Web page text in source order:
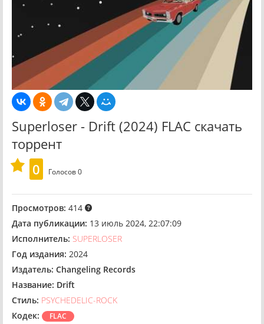
Superloser - Drift (2024) FLAC скачать
торрент
0
Голосов0
Просмотров: 414
Дата публикации: 13 июль 2024, 22:07:09
Исполнитель: SUPERLOSER
Год издания: 2024
Издатель: Changeling Records
Название: Drift
Стиль: PSYCHEDELIC-ROCK
Кодек:
FLAC